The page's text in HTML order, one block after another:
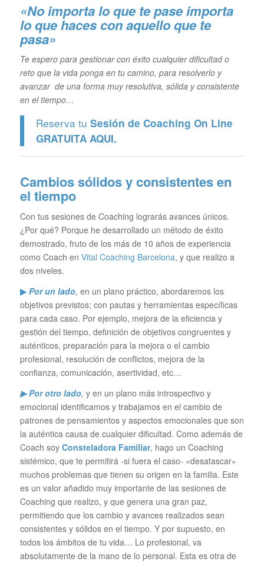
«No importa lo que te pase importa
lo que haces con aquello que te
pasa»
Te espero para gestionar con éxito cualquier dificultad o
reto que la vida ponga en tu camino, para resolverlo y
avanzar de una forma muy resolutiva, sólida y consistente
en el tiempo…
Reserva tu Sesión de Coaching On Line
GRATUITA AQUI.
Cambios sólidos y consistentes en
el tiempo
Con tus sesiones de Coaching lograrás avances únicos.
¿Por qué? Porque he desarrollado un método de éxito
demostrado, fruto de los más de 10 años de experiencia
como Coach en Vital Coaching Barcelona, y que realizo a
dos niveles.
▶Por un lado, en un plano práctico, abordaremos los
objetivos previstos; con pautas y herramientas específicas
para cada caso. Por ejemplo, mejora de la eficiencia y
gestión del tiempo, definición de objetivos congruentes y
auténticos, preparación para la mejora o el cambio
profesional, resolución de conflictos, mejora de la
confianza, comunicación, asertividad, etc…
▶ Por otro lado, y en un plano más introspectivo y
emocional identificamos y trabajamos en el cambio de
patrones de pensamientos y aspectos emocionales que son
la auténtica causa de cualquier dificultad. Como además de
Coach soy Consteladora Familiar, hago un Coaching
sistémico, que te permitirá -si fuera el caso- «desatascar»
muchos problemas que tienen su origen en la familia. Este
es un valor añadido muy importante de las sesiones de
Coaching que realizo, y que genera una gran paz,
permitiendo que los cambio y avances realizados sean
consistentes y sólidos en el tiempo. Y por supuesto, en
todos los ámbitos de tu vida… Lo profesional, va
absolutamente de la mano de lo personal. Esta es otra de